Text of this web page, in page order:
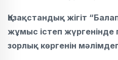
Қазақстандық жігіт
жұмыс істеп
зорлық көргенін